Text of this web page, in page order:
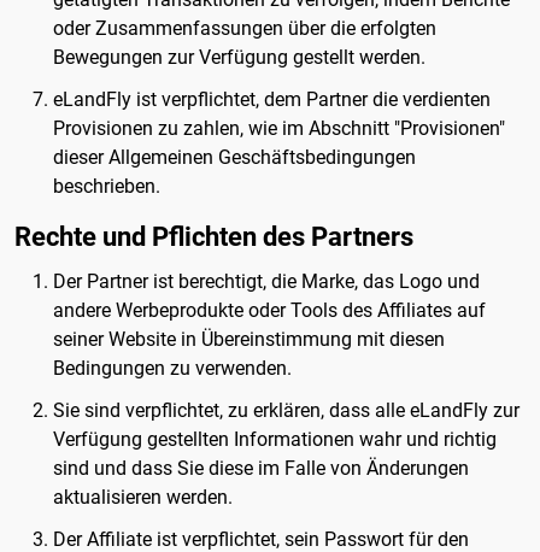
oder Zusammenfassungen über die erfolgten
Bewegungen zur Verfügung gestellt werden.
eLandFly ist verpflichtet, dem Partner die verdienten
Provisionen zu zahlen, wie im Abschnitt "Provisionen"
dieser Allgemeinen Geschäftsbedingungen
beschrieben.
Rechte und Pflichten des Partners
Der Partner ist berechtigt, die Marke, das Logo und
andere Werbeprodukte oder Tools des Affiliates auf
seiner Website in Übereinstimmung mit diesen
Bedingungen zu verwenden.
Sie sind verpflichtet, zu erklären, dass alle eLandFly zur
Verfügung gestellten Informationen wahr und richtig
sind und dass Sie diese im Falle von Änderungen
aktualisieren werden.
Der Affiliate ist verpflichtet, sein Passwort für den